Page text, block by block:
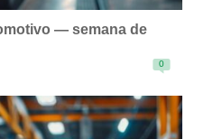
— semana de
0